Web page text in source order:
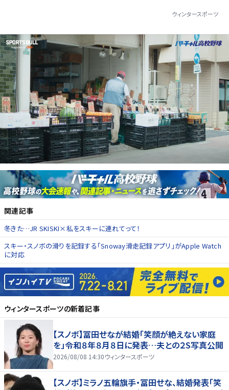
ウィンタースポーツ
関連記事
冬きた…JR SKISKI×私をスキーに連れてって！
スキー・スノボの滑りを記録する「Snoway滑走記録アプリ」がApple Watch
に対応
ウィンタースポーツの新着記事
【スノボ】冨田せなが結婚「笑顔が絶えない家庭
を」令和８年８月８日に発表…夫との２S写真公開
2026/08/08 14:30ウィンタースポーツ
【スノボ】ミラノ五輪旗手・冨田せな、結婚発表「笑